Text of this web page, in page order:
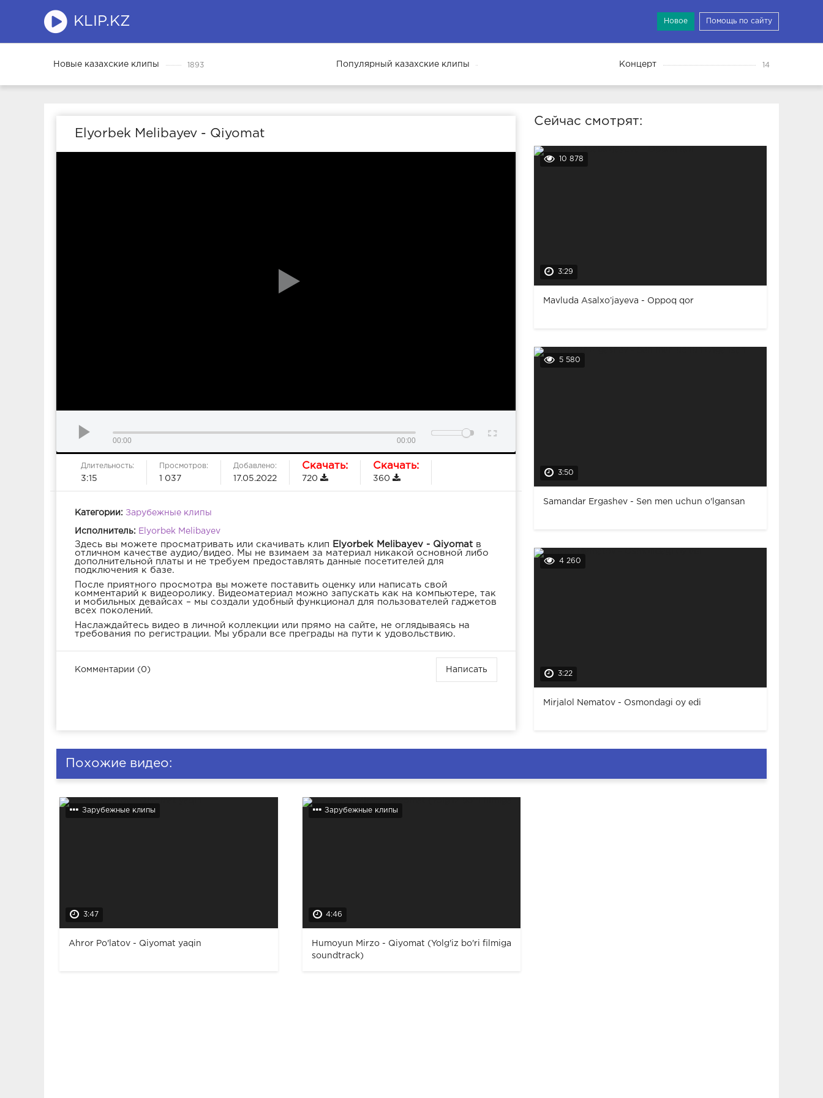
KLIP.KZ Новое Помощь по сайту
Новые казахские клипы 1893 Популярный казахские клипы Концерт 14
Elyorbek Melibayev - Qiyomat
00:00 00:00
Длительность:
3:15
Просмотров:
1 037
Добавлено:
17.05.2022
Скачать:
720
Скачать:
360
Категории: Зарубежные клипы
Исполнитель: Elyorbek Melibayev
Здесь вы можете просматривать или скачивать клип Elyorbek Melibayev - Qiyomat в
отличном качестве аудио/видео. Мы не взимаем за материал никакой основной либо
дополнительной платы и не требуем предоставлять данные посетителей для
подключения к базе.
После приятного просмотра вы можете поставить оценку или написать свой
комментарий к видеоролику. Видеоматериал можно запускать как на компьютере, так
и мобильных девайсах – мы создали удобный функционал для пользователей гаджетов
всех поколений.
Наслаждайтесь видео в личной коллекции или прямо на сайте, не оглядываясь на
требования по регистрации. Мы убрали все преграды на пути к удовольствию.
Комментарии (0) Написать
Сейчас смотрят:
10 878
3:29
Mavluda Asalxo’jayeva - Oppoq qor
5 580
3:50
Samandar Ergashev - Sen men uchun o'lgansan
4 260
3:22
Mirjalol Nematov - Osmondagi oy edi
Похожие видео:
Зарубежные клипы
3:47
Ahror Po'latov - Qiyomat yaqin
Зарубежные клипы
4:46
Humoyun Mirzo - Qiyomat (Yolg'iz bo'ri filmiga
soundtrack)